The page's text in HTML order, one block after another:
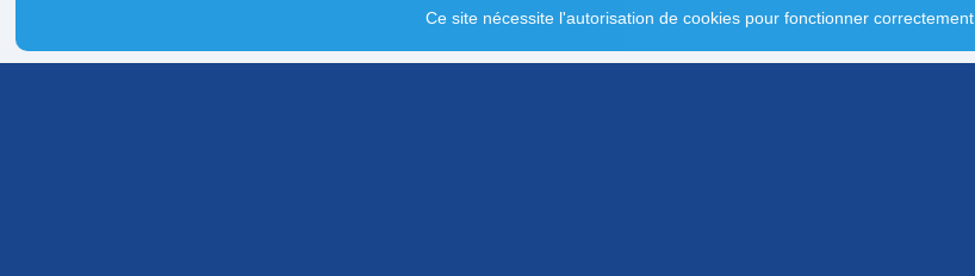
Ce site nécessite l'autorisation de cookies pour fonctionner correctement.